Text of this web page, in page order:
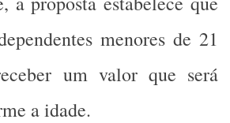
menores de 21
um valor que será
a idade.